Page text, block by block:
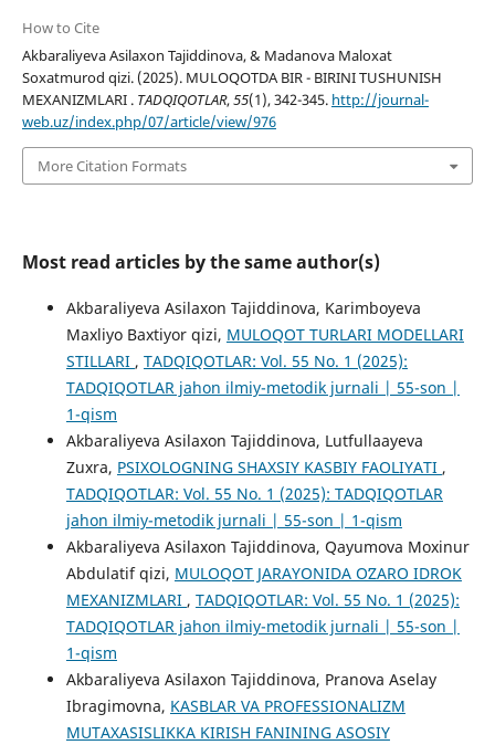
How to Cite
Akbaraliyeva Asilaxon Tajiddinova, & Madanova Maloxat
Soxatmurod qizi. (2025). MULOQOTDA BIR - BIRINI TUSHUNISH
MEXANIZMLARI . TADQIQOTLAR,55(1), 342-345. http://journal-
web.uz/index.php/07/article/view/976
More Citation Formats
Most read articles by the same author(s)
Akbaraliyeva Asilaxon Tajiddinova, Karimboyeva
Maxliyo Baxtiyor qizi, MULOQOT TURLARI MODELLARI
STILLARI , TADQIQOTLAR: Vol. 55 No. 1 (2025):
TADQIQOTLAR jahon ilmiy-metodik jurnali | 55-son |
1-qism
Akbaraliyeva Asilaxon Tajiddinova, Lutfullaayeva
Zuxra, PSIXOLOGNING SHAXSIY KASBIY FAOLIYATI ,
TADQIQOTLAR: Vol. 55 No. 1 (2025): TADQIQOTLAR
jahon ilmiy-metodik jurnali | 55-son | 1-qism
Akbaraliyeva Asilaxon Tajiddinova, Qayumova Moxinur
Abdulatif qizi, MULOQOT JARAYONIDA OʻZARO IDROK
MEXANIZMLARI , TADQIQOTLAR: Vol. 55 No. 1 (2025):
TADQIQOTLAR jahon ilmiy-metodik jurnali | 55-son |
1-qism
Akbaraliyeva Asilaxon Tajiddinova, Pranova Aselay
Ibragimovna, KASBLAR VA PROFESSIONALIZM
MUTAXASISLIKKA KIRISH FANINING ASOSIY